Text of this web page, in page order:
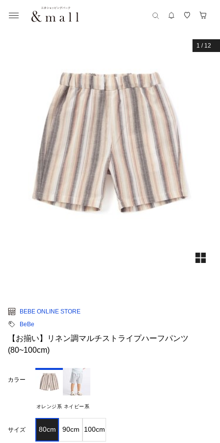
1 / 12
BEBE ONLINE STORE
BeBe
【お揃い】リネン調マルチストライプハーフパンツ
(80~100cm)
カラー
オレンジ系 ネイビー系
サイズ 80cm 90cm 100cm